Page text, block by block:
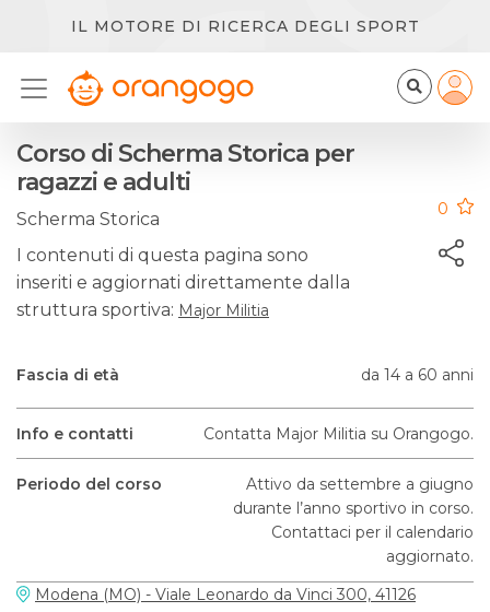
IL MOTORE DI RICERCA DEGLI SPORT
Corso di Scherma Storica per
ragazzi e adulti
Scherma Storica
I contenuti di questa pagina sono
inseriti e aggiornati direttamente dalla
struttura sportiva: Major Militia
0
Fascia di età da 14 a 60 anni
Info e contatti Contatta Major Militia su Orangogo.
Periodo del corso
Attivo da settembre a giugno
durante l’anno sportivo in corso.
Contattaci per il calendario
aggiornato.
Modena (MO) - Viale Leonardo da Vinci 300, 41126